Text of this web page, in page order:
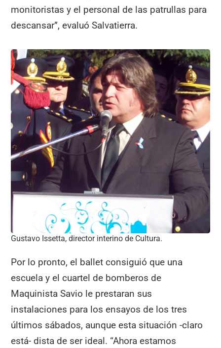
monitoristas y el personal de las patrullas para
descansar”, evaluó Salvatierra.
Gustavo Issetta, director interino de Cultura.
Por lo pronto, el ballet consiguió que una
escuela y el cuartel de bomberos de
Maquinista Savio le prestaran sus
instalaciones para los ensayos de los tres
últimos sábados, aunque esta situación -claro
está- dista de ser ideal. “Ahora estamos